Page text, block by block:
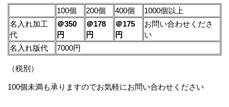
100個 200個 400個
1000個以上
名入れ加工
代
＠350
円
＠178
円
＠175
円
お問い合わせくださ
い
名入れ版代
7000円
（税別）
100個未満も承りますのでお気軽にお問い合わせください